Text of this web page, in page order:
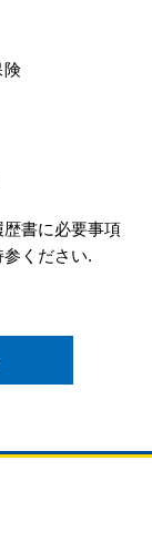
険
書に必要事項
ください.